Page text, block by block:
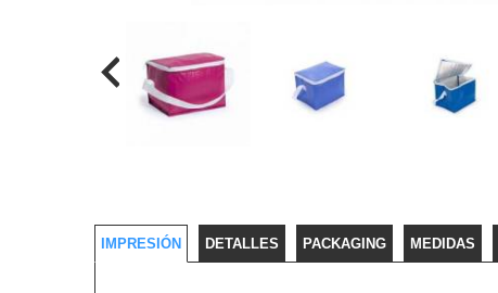
IMPRESIÓN DETALLES PACKAGING MEDIDAS